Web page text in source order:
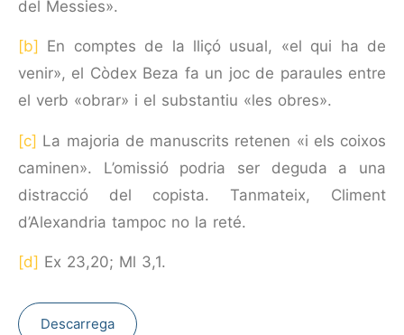
del Mes­sies».
[b]
En comptes de la lliçó usual, «el qui ha de
venir», el Còdex Beza fa un joc de paraules entre
el verb «obrar» i el substantiu «les obres».
[c] La majoria de manuscrits retenen «i els coixos
caminen». L’omissió podria ser deguda a una
distracció del copista. Tanmateix, Climent
d’Alexandria tampoc no la reté.
[d] Ex 23,20; Ml 3,1.
Descarrega